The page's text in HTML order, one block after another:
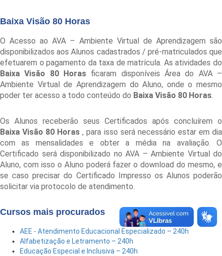
Baixa Visão 80 Horas
O Acesso ao AVA – Ambiente Virtual de Aprendizagem são
disponibilizados aos Alunos cadastrados / pré-matriculados que
efetuarem o pagamento da taxa de matrícula. As atividades do
Baixa Visão 80 Horas ficaram disponíveis Área do AVA –
Ambiente Virtual de Aprendizagem do Aluno, onde o mesmo
poder ter acesso a todo conteúdo do Baixa Visão 80 Horas
Os Alunos receberão seus Certificados após concluírem o
Baixa Visão 80 Horas , para isso será necessário estar em dia
com as mensalidades e obter a média na avaliação. O
Certificado será disponibilizado no AVA – Ambiente Virtual do
Aluno, com isso o Aluno poderá fazer o download do mesmo, e
se caso precisar do Certificado Impresso os Alunos poderão
solicitar via protocolo de atendimento.
Cursos mais procurados
AEE - Atendimento Educacional Especializado – 240h
Alfabetização e Letramento – 240h
Educação Especial e Inclusiva – 240h